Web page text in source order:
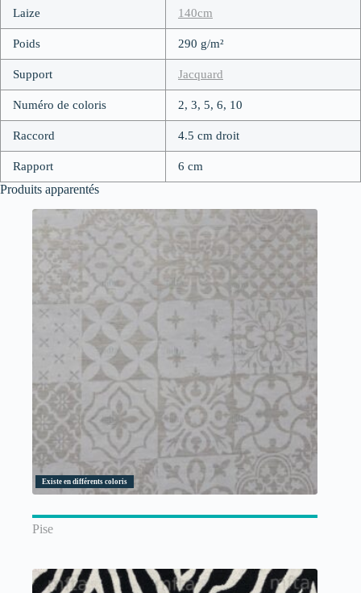
Laize 140cm
Poids 290 g/m²
Support Jacquard
Numéro de coloris 2, 3, 5, 6, 10
Raccord 4.5 cm droit
Rapport 6 cm
Produits apparentés
Existe en différents coloris
Pise